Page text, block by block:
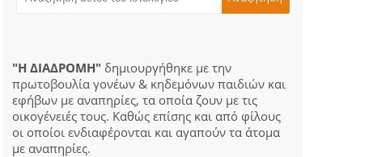
"Η ΔΙΑΔΡΟΜΗ" δημιουργήθηκε με την
πρωτοβουλία γονέων & κηδεμόνων παιδιών και
εφήβων με αναπηρίες, τα οποία ζουν με τις
οικογένειές τους. Καθώς επίσης και από φίλους
οι οποίοι ενδιαφέρονται και αγαπούν τα άτομα
με αναπηρίες.